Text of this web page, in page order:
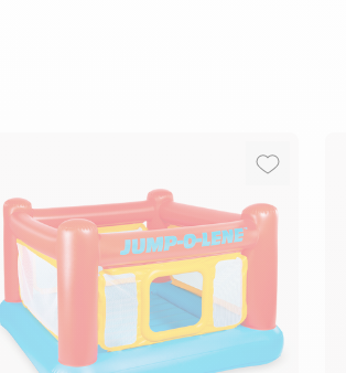
favoris
des favoris Ajouter